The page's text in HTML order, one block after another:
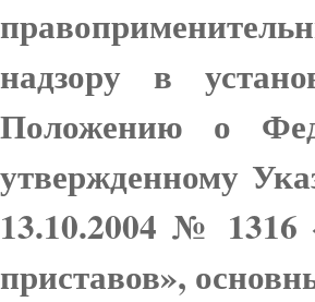
надзору в
Положению о
утвержденному
13.10.2004 № 1316
приставов»,